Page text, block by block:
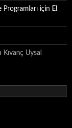
için El
Kıvanç Uysal